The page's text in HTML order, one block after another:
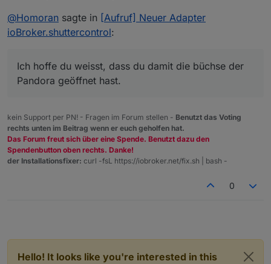
@Homoran sagte in [Aufruf] Neuer Adapter
ioBroker.shuttercontrol:
Ich hoffe du weisst, dass du damit die büchse der
Pandora geöffnet hast.
kein Support per PN! - Fragen im Forum stellen - Benutzt das Voting
rechts unten im Beitrag wenn er euch geholfen hat.
Das Forum freut sich über eine Spende. Benutzt dazu den
Spendenbutton oben rechts. Danke!
der Installationsfixer: curl -fsL https://iobroker.net/fix.sh | bash -
0
Hello! It looks like you're interested in this